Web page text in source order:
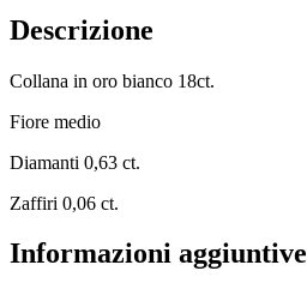
Descrizione
Collana in oro bianco 18ct.
Fiore medio
Diamanti 0,63 ct.
Zaffiri 0,06 ct.
Informazioni aggiuntive